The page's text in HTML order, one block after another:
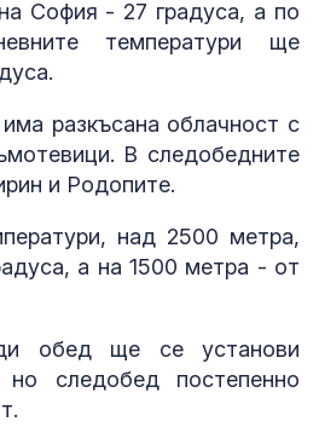
София - 27 градуса, а по
температури ще
разкъсана облачност с
В следобедните
и Родопите.
над 2500 метра,
а на 1500 метра - от
обед ще се установи
следобед постепенно